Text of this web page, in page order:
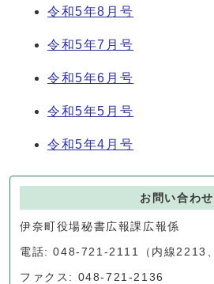
令和5年8月号
令和5年7月号
令和5年6月号
令和5年5月号
令和5年4月号
お問い合わせ
伊奈町役場秘書広報課広報係
電話: 048-721-2111（内線2213
ファクス: 048-721-2136